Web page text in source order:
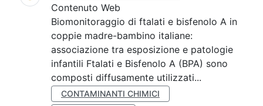
Contenuto Web
Biomonitoraggio di ftalati e bisfenolo A in
coppie madre-bambino italiane:
associazione tra esposizione e patologie
infantili Ftalati e Bisfenolo A (BPA) sono
composti diffusamente utilizzati...
CONTAMINANTI CHIMICI